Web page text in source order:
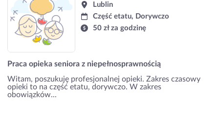
Lublin
Część etatu, Dorywczo
50 zł za godzinę
Praca opieka seniora z niepełnosprawnością
Witam, poszukuję profesjonalnej opieki. Zakres czasowy
opieki to na część etatu, dorywczo. W zakres
obowiązków...